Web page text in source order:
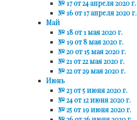
№ 17 от 24 апреля 2020 г.
№ 16 от 17 апреля 2020 г.
Май
№ 18 от 1 мая 2020 г.
№ 19 от 8 мая 2020 г.
№ 20 от 15 мая 2020 г.
№ 21 от 22 мая 2020 г.
№ 22 от 29 мая 2020 г.
Июнь
№ 23 от 5 июня 2020 г.
№ 24 от 12 июня 2020 г.
№ 25 от 19 июня 2020 г.